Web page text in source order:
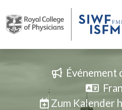
Événement
Zum Kalender